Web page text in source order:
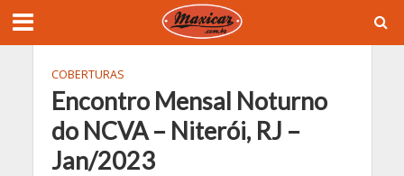
COBERTURAS
Encontro Mensal Noturno
do NCVA – Niterói, RJ –
Jan/2023